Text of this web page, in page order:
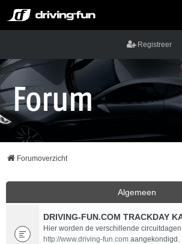
Registreer
Forumoverzicht
Algemeen
DRIVING-FUN.COM TRACKDAY
Hier worden de verschillende
http://www.driving-fun.com aangekondigd.